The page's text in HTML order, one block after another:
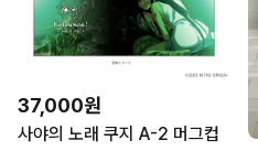
37,000원
사야의 노래 쿠지 A-2 머그컵